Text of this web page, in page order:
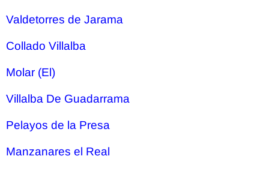
Valdetorres de Jarama
Collado Villalba
Molar (El)
Villalba De Guadarrama
Pelayos de la Presa
Manzanares el Real